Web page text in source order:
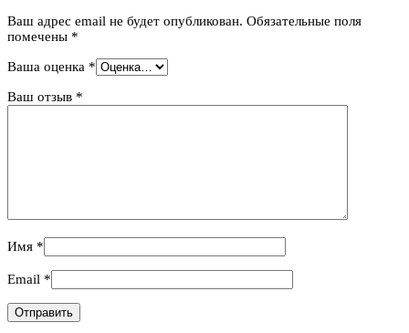
Ваш адрес email не будет опубликован. Обязательные поля
помечены *
Ваша оценка *
Ваш отзыв *
Имя *
Email *